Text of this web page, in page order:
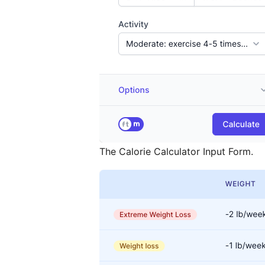
The Calorie Calculator Input Form.